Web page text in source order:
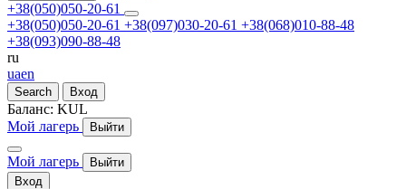
+38(050)050-20-61
+38(050)050-20-61 +38(097)030-20-61 +38(068)010-88-48
+38(093)090-88-48
ru
uaen
Search Вход
Баланс: KUL
Мой лагерь
Выйти
Мой лагерь
Выйти
Вход